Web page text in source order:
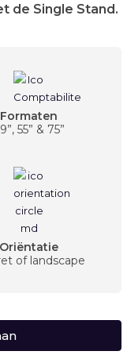
de Single Stand.
Formaten
55” & 75”
Oriëntatie
of landscape